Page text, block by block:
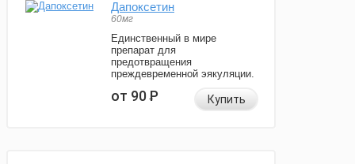
Дапоксетин
60мг
Единственный в мире
препарат для
предотвращения
преждевременной эякуляции.
от 90Р Купить